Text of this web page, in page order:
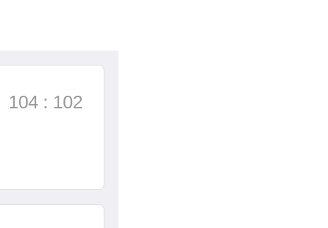
104 : 102